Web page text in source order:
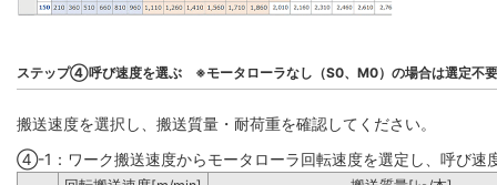
ステップ④呼び速度を選ぶ ※モータローラなし（S0、M0）の場合は選定不
搬送速度を選択し、搬送質量・耐荷重を確認してください。
④-1：ワーク搬送速度からモータローラ回転速度を選定し、呼び速